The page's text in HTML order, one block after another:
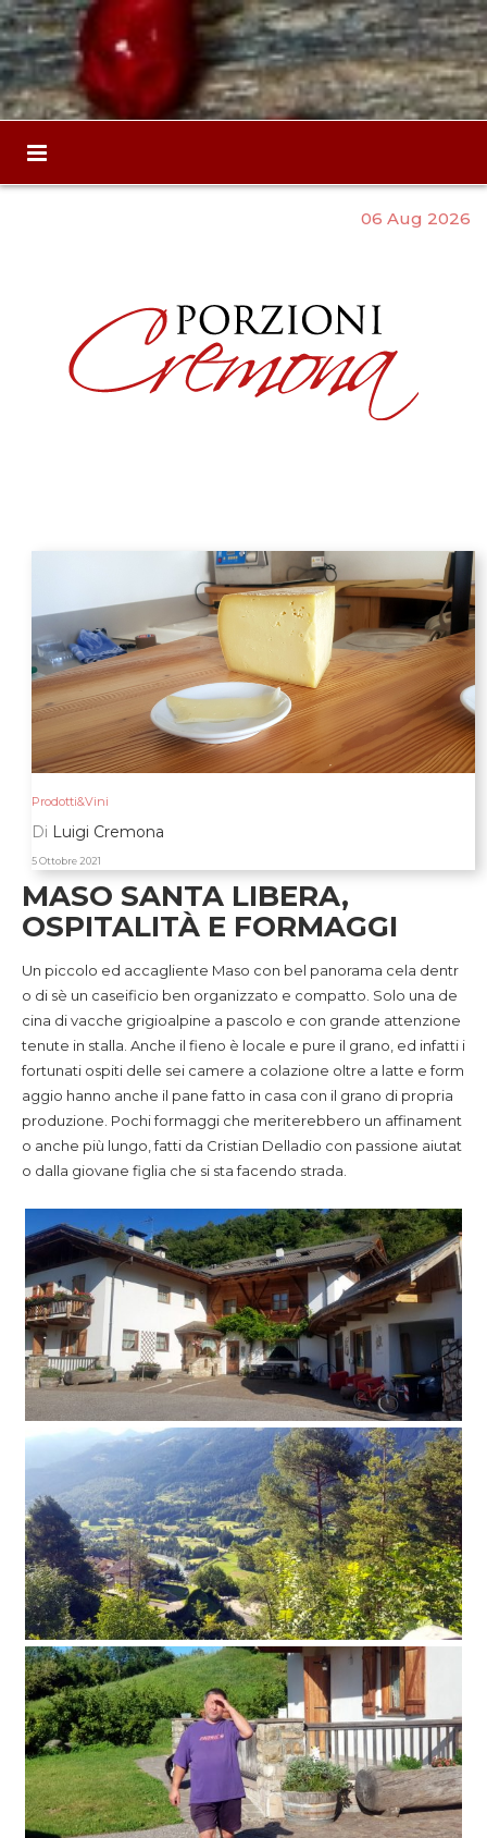
06 Aug 2026
Prodotti&Vini
Di Luigi Cremona
5 Ottobre 2021
MASO SANTA LIBERA,
OSPITALITÀ E FORMAGGI
Un piccolo ed accagliente Maso con bel panorama cela dentr
o di sè un caseificio ben organizzato e compatto. Solo una de
cina di vacche grigioalpine a pascolo e con grande attenzione
tenute in stalla. Anche il fieno è locale e pure il grano, ed infatti i
fortunati ospiti delle sei camere a colazione oltre a latte e form
aggio hanno anche il pane fatto in casa con il grano di propria
produzione. Pochi formaggi che meriterebbero un affinament
o anche più lungo, fatti da Cristian Delladio con passione aiutat
o dalla giovane figlia che si sta facendo strada.